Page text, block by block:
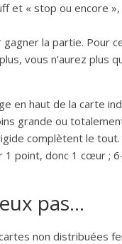
et « stop ou encore
la partie. Pour
vous n’aurez
en haut de la carte
grande ou
complètent le
point, donc 1 cœur ;
pas…
non distribuées